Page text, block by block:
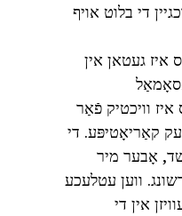
די בלוט אויף
איז געטאן אין
וויכטיק פֿאַר
קאַריאָטיפּע. די
אָבער מיר
ווען עטלעכע
אין די